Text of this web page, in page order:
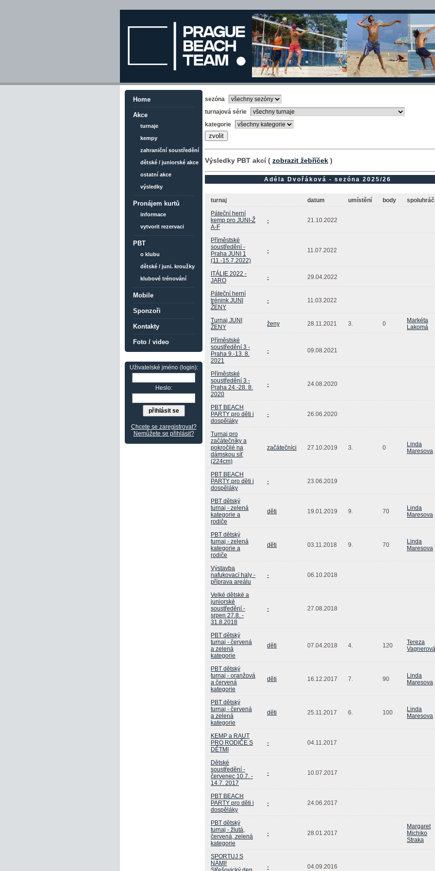
Home
Akce
turnaje
kempy
zahraniční soustředění
dětské / juniorské akce
ostatní akce
výsledky
Pronájem kurtů
informace
vytvorit rezervaci
PBT
o klubu
dětské / juni. kroužky
klubové trénování
Mobile
Sponzoři
Kontakty
Foto / video
Uživatelské jméno (login):
Heslo:
Chcete se zaregistrovat?
Nemůžete se přihlásit?
sezóna
turnajová série
kategorie
Výsledky PBT akcí ( zobrazit žebříček )
Adéla Dvořáková - sezóna 2025/26
turnaj datum umístění body
Páteční herní
kemp pro JUNI-Ž
A-F
- 21.10.2022
Příměstské
soustředění -
Praha JUNI 1
(11.-15.7.2022)
- 11.07.2022
ITÁLIE 2022 -
JARO
- 29.04.2022
Páteční herní
trénink JUNI
ŽENY
- 11.03.2022
Turnaj JUNI
ŽENY
ženy 28.11.2021 3. 0
Markéta
Lakomá
Příměstské
soustředění 3 -
Praha 9.-13. 8.
2021
- 09.08.2021
Příměstské
soustředění 3 -
Praha 24.-28. 8.
2020
- 24.08.2020
PBT BEACH
PARTY pro děti i
dospěláky
- 26.06.2020
Turnaj pro
začátečníky a
pokročilé na
dámskou síť
(224cm)
začátečníci 27.10.2019 3. 0
Linda
Maresova
PBT BEACH
PARTY pro děti i
dospěláky
- 23.06.2019
PBT dětský
turnaj - zelená
kategorie a
rodiče
děti 19.01.2019 9. 70
Linda
Maresova
PBT dětský
turnaj - zelená
kategorie a
rodiče
děti 03.11.2018 9. 70
Linda
Maresova
Výstavba
nafukovací haly -
příprava areálu
- 06.10.2018
Velké dětské a
juniorské
soustředění -
srpen 27.8. -
31.8.2018
- 27.08.2018
PBT dětský
turnaj - červená
a zelená
kategorie
děti 07.04.2018 4. 120
Tereza
Vagnerová
PBT dětský
turnaj - oranžová
a červená
kategorie
děti 16.12.2017 7. 90
Linda
Maresova
PBT dětský
turnaj - červená
a zelená
kategorie
děti 25.11.2017 6. 100
Linda
Maresova
KEMP a RAUT
PRO RODIČE S
DĚTMI
- 04.11.2017
Dětské
soustředění -
červenec 10.7. -
14.7. 2017
- 10.07.2017
PBT BEACH
PARTY pro děti i
dospěláky
- 24.06.2017
PBT dětský
turnaj - žlutá,
červená, zelená
kategorie
- 28.01.2017
Margaret
Michiko
Straka
SPORTUJ S
NÁMI!
- 04.09.2016